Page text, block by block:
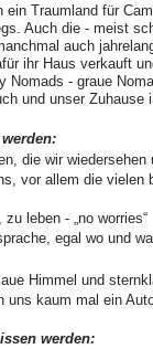
Traumland für
Auch die - meist
auch
ihr Haus verkauft
Nomads - graue
und unser Zuhause
die wir wiedersehen
vor allem die vielen
leben - „no worries“
egal wo und
Himmel und
uns kaum mal ein
werden: